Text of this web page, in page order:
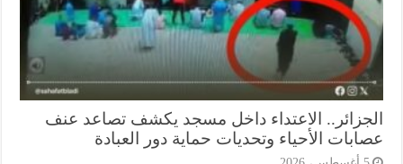
الاعتداء داخل مسجد يكشف تصاعد عنف
الأحياء وتحديات حماية دور العبادة